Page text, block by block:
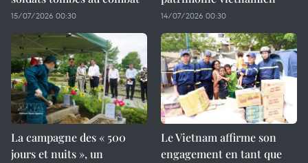
15/07/2026 00:30 14/07/2026 00:30
La campagne des « 500
jours et nuits », un
Le Vietnam affirme son
engagement en tant que